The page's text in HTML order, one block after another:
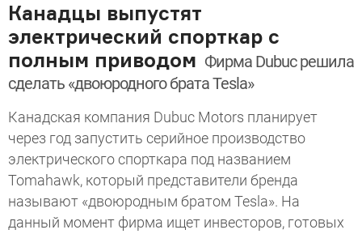
Канадцы выпустят
электрический спорткар с
полным приводом Фирма Dubuc решила
сделать «двоюродного брата Tesla»
Канадская компания Dubuc Motors планирует
через год запустить серийное производство
электрического спорткара под названием
Tomahawk, который представители бренда
называют «двоюродным братом Tesla». На
данный момент фирма ищет инвесторов, готовых